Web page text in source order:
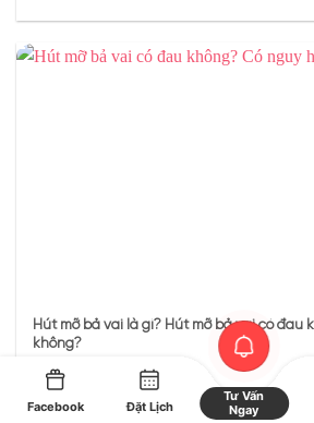
Hút mỡ bả vai là gì? Hút mỡ bả vai có đau
không?
XEM THÊM
Facebook Đặt Lịch
Tư Vấn
Ngay